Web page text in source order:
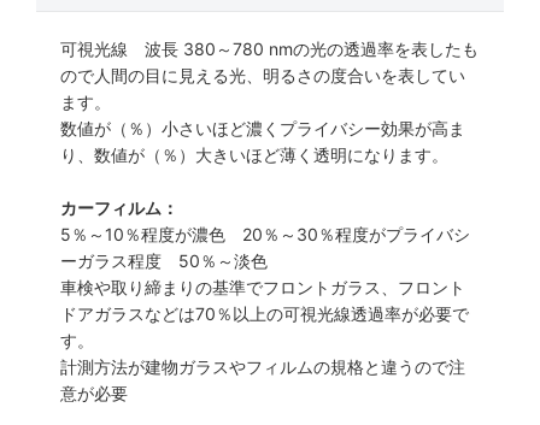
可視光線 波長 380～780 nmの光の透過率を表したも
ので人間の目に見える光、明るさの度合いを表してい
ます。
数値が（％）小さいほど濃くプライバシー効果が高ま
り、数値が（％）大きいほど薄く透明になります。
カーフィルム：
5％～10％程度が濃色 20％～30％程度がプライバシ
ーガラス程度 50％～淡色
車検や取り締まりの基準でフロントガラス、フロント
ドアガラスなどは70％以上の可視光線透過率が必要で
す。
計測方法が建物ガラスやフィルムの規格と違うので注
意が必要